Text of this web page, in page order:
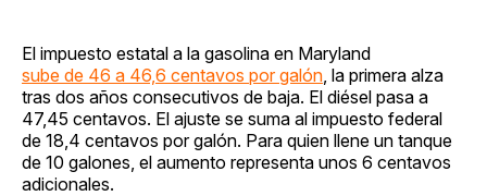
El impuesto estatal a la gasolina en Maryland
sube de 46 a 46,6 centavos por galón , la primera alza
tras dos años consecutivos de baja. El diésel pasa a
47,45 centavos. El ajuste se suma al impuesto federal
de 18,4 centavos por galón. Para quien llene un tanque
de 10 galones, el aumento representa unos 6 centavos
adicionales.